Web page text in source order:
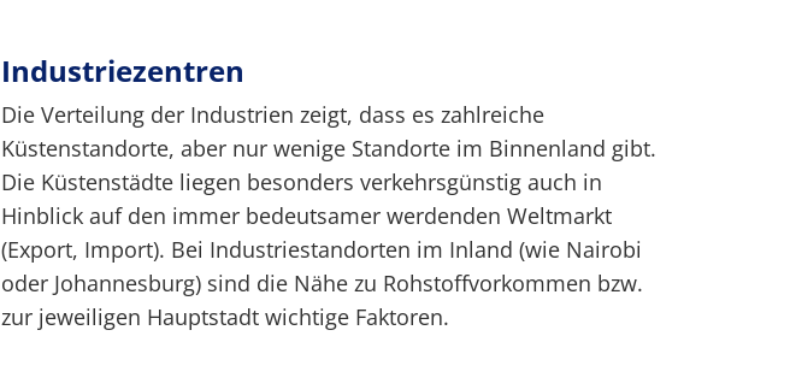
Industriezentren
Die Verteilung der Industrien zeigt, dass es zahlreiche
Küstenstandorte, aber nur wenige Standorte im Binnenland gibt.
Die Küstenstädte liegen besonders verkehrsgünstig auch in
Hinblick auf den immer bedeutsamer werdenden Weltmarkt
(Export, Import). Bei Industriestandorten im Inland (wie Nairobi
oder Johannesburg) sind die Nähe zu Rohstoffvorkommen bzw.
zur jeweiligen Hauptstadt wichtige Faktoren.